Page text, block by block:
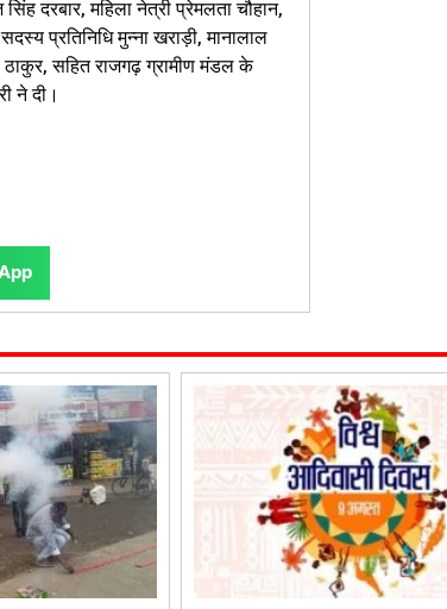
दरबार, महिला नेत्री प्रेमलता चौहान,
प्रतिनिधि मुन्ना खराड़ी, मानालाल
ठाकुर, सहित राजगढ़ ग्रामीण मंडल के
ने दी।